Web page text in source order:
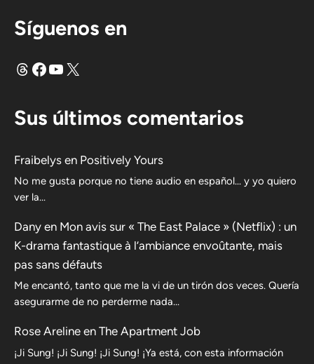
Síguenos en
Hilos
Facebook
YouTube
X
Sus últimos comentarios
Fraibelys en Positively Yours
No me gusta porque no tiene audio en español... y yo quiero
ver la...
Dany en Mon avis sur « The East Palace » (Netflix) : un
K-drama fantastique à l’ambiance envoûtante, mais
pas sans défauts
Me encantó, tanto que me la vi de un tirón dos veces. Quería
asegurarme de no perderme nada…
Rose Areline en The Apartment Job
¡Ji Sung! ¡Ji Sung! ¡Ji Sung! ¡Ya está, con esta información